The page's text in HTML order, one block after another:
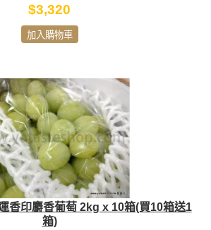
$3,320
加入購物車
香印麝香葡萄 2kg x 10箱(買10箱送1
箱)